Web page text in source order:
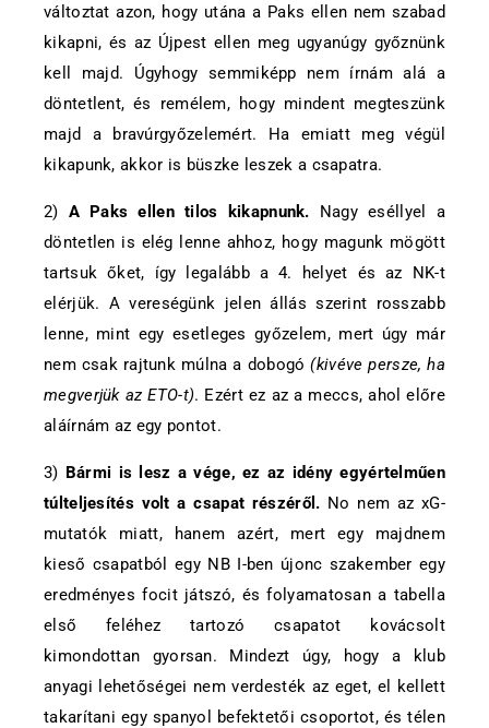
változtat azon, hogy utána a Paks ellen nem szabad
kikapni, és az Újpest ellen meg ugyanúgy győznünk
kell majd. Úgyhogy semmiképp nem írnám alá a
döntetlent, és remélem, hogy mindent megteszünk
majd a bravúrgyőzelemért. Ha emiatt meg végül
kikapunk, akkor is büszke leszek a csapatra.
2) A Paks ellen tilos kikapnunk. Nagy eséllyel a
döntetlen is elég lenne ahhoz, hogy magunk mögött
tartsuk őket, így legalább a 4. helyet és az NK-t
elérjük. A vereségünk jelen állás szerint rosszabb
lenne, mint egy esetleges győzelem, mert úgy már
nem csak rajtunk múlna a dobogó(kivéve persze, ha
megverjük az ETO-t). Ezért ez az a meccs, ahol előre
aláírnám az egy pontot.
3) Bármi is lesz a vége, ez az idény egyértelműen
túlteljesítés volt a csapat részéről. No nem az xG-
mutatók miatt, hanem azért, mert egy majdnem
kieső csapatból egy NB I-ben újonc szakember egy
eredményes focit játszó, és folyamatosan a tabella
első feléhez tartozó csapatot kovácsolt
kimondottan gyorsan. Mindezt úgy, hogy a klub
anyagi lehetőségei nem verdesték az eget, el kellett
takarítani egy spanyol befektetői csoportot, és télen